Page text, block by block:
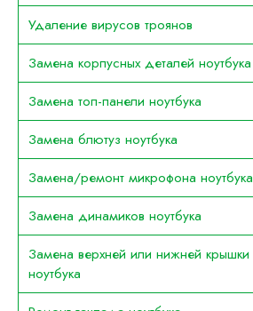
Удаление вирусов троянов
Замена корпусных деталей ноутбука
Замена топ-панели ноутбука
Замена блютуз ноутбука
Замена/ремонт микрофона ноутбука
Замена динамиков ноутбука
Замена верхней или нижней крышки
ноутбука